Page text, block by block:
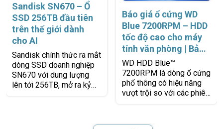
Sandisk SN670 – Ổ
SSD 256TB đầu tiên
trên thế giới dành
cho AI
Sandisk chính thức ra mắt
dòng SSD doanh nghiệp
SN670 với dung lượng
lên tới 256TB, mở ra kỷ
Báo giá ổ cứng WD
Blue 7200RPM – HDD
tốc độ cao cho máy
tính văn phòng | Bảo
hành 2 năm 1 đổi 1 |
Chính hãng Western
Digital
WD HDD Blue™
7200RPM là dòng ổ cứng
phổ thông có hiệu năng
vượt trội so với các phiên
điều hành, truy